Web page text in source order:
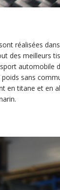
réalisées
des meilleurs
sans
en titane et en